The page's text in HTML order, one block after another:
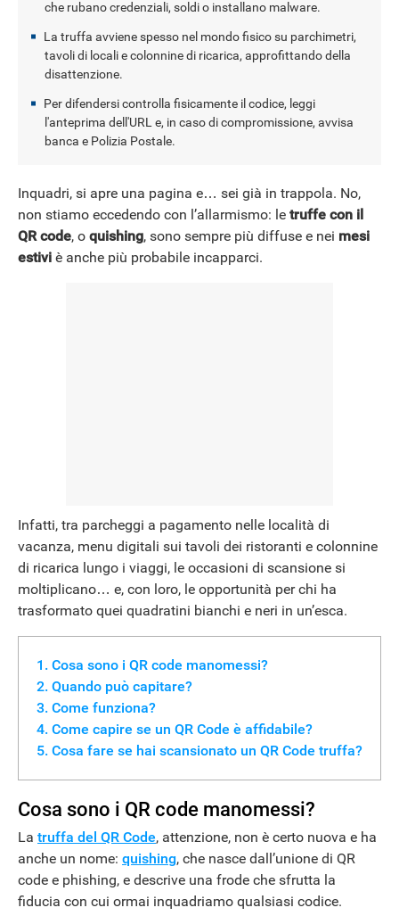
che rubano credenziali, soldi o installano malware.
La truffa avviene spesso nel mondo fisico su parchimetri,
tavoli di locali e colonnine di ricarica, approfittando della
disattenzione.
Per difendersi controlla fisicamente il codice, leggi
l'anteprima dell'URL e, in caso di compromissione, avvisa
banca e Polizia Postale.
Inquadri, si apre una pagina e… sei già in trappola. No,
non stiamo eccedendo con l’allarmismo: le truffe con il
QR code, o quishing, sono sempre più diffuse e nei mesi
estivi è anche più probabile incapparci.
Infatti, tra parcheggi a pagamento nelle località di
vacanza, menu digitali sui tavoli dei ristoranti e colonnine
di ricarica lungo i viaggi, le occasioni di scansione si
moltiplicano… e, con loro, le opportunità per chi ha
trasformato quei quadratini bianchi e neri in un’esca.
Cosa sono i QR code manomessi?
Quando può capitare?
Come funziona?
Come capire se un QR Code è affidabile?
Cosa fare se hai scansionato un QR Code truffa?
Cosa sono i QR code manomessi?
La truffa del QR Code, attenzione, non è certo nuova e ha
anche un nome: quishing, che nasce dall’unione di QR
code e phishing, e descrive una frode che sfrutta la
fiducia con cui ormai inquadriamo qualsiasi codice.